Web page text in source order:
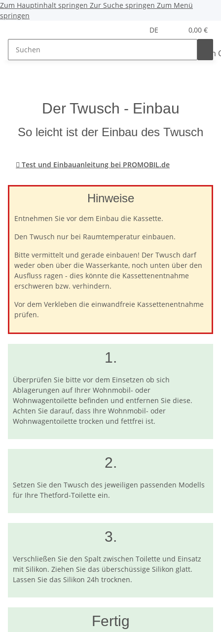
Zum Hauptinhalt springen Zur Suche springen Zum Menü
springen
DE
0,00 €
Der Twusch - Einbau
So leicht ist der Einbau des Twusch
 Test und Einbauanleitung bei PROMOBIL.de
Hinweise
Entnehmen Sie vor dem Einbau die Kassette.
Den Twusch nur bei Raumtemperatur einbauen.
Bitte vermittelt und gerade einbauen! Der Twusch darf
weder oben über die Wasserkante, noch unten über den
Ausfluss ragen - dies könnte die Kassettenentnahme
erschweren bzw. verhindern.
Vor dem Verkleben die einwandfreie Kassettenentnahme
prüfen.
1.
Überprüfen Sie bitte vor dem Einsetzen ob sich
Ablagerungen auf Ihrer Wohnmobil- oder
Wohnwagentoilette befinden und entfernen Sie diese.
Achten Sie darauf, dass Ihre Wohnmobil- oder
Wohnwagentoilette trocken und fettfrei ist.
2.
Setzen Sie den Twusch des jeweiligen passenden Modells
für Ihre Thetford-Toilette ein.
3.
Verschließen Sie den Spalt zwischen Toilette und Einsatz
mit Silikon. Ziehen Sie das überschüssige Silikon glatt.
Lassen Sie das Silikon 24h trocknen.
Fertig